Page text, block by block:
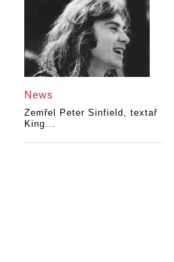
News
Zemřel Peter Sinfield, textař
King...